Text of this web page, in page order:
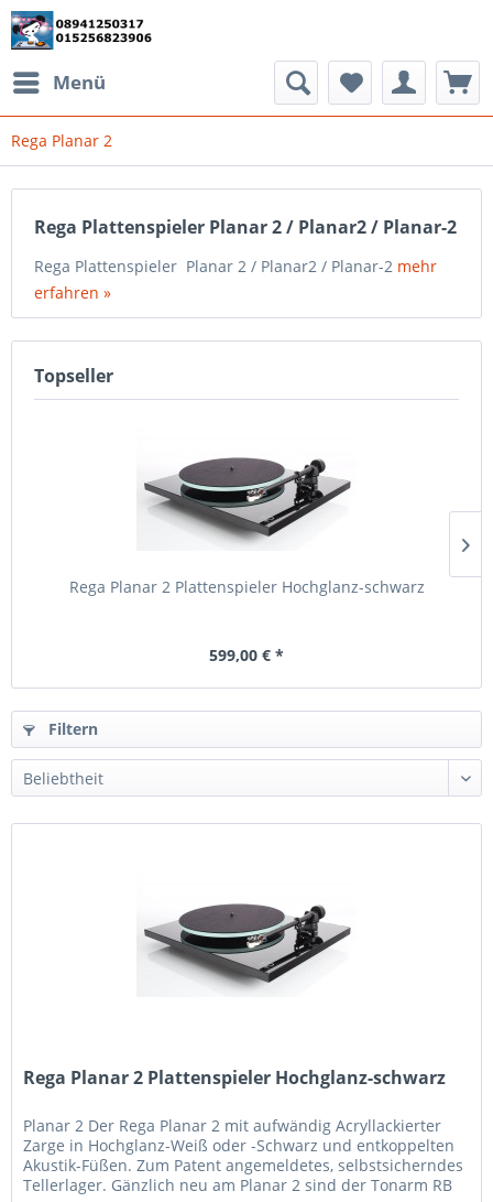
Menü
Rega Planar 2
Rega Plattenspieler Planar 2 / Planar2 / Planar-2
Rega Plattenspieler Planar 2 / Planar2 / Planar-2 mehr
erfahren »
Topseller
Rega Planar 2 Plattenspieler Hochglanz-schwarz
599,00 € *
Filtern
Rega Planar 2 Plattenspieler Hochglanz-schwarz
Planar 2 Der Rega Planar 2 mit aufwändig Acryllackierter
Zarge in Hochglanz-Weiß oder -Schwarz und entkoppelten
Akustik-Füßen. Zum Patent angemeldetes, selbstsicherndes
Tellerlager. Gänzlich neu am Planar 2 sind der Tonarm RB